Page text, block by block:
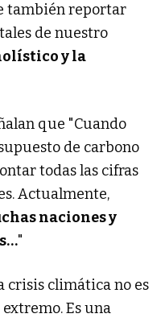
también reportar
de nuestro
y la
que "Cuando
de carbono
todas las cifras
Actualmente,
naciones y
"
crisis climática no es
Es una